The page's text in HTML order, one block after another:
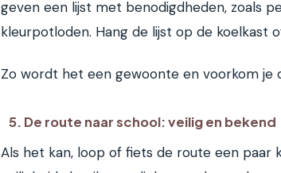
geven een lijst met benodigdheden, zoals
kleurpotloden. Hang de lijst op de koelkast
Zo wordt het een gewoonte en voorkom je
5. De route naar school: veilig en bekend
Als het kan, loop of fiets de route een paar